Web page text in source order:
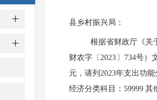
县乡村振兴局：
根据省财政厅《关
财农字〔 2023 〕 734号）
元，请列 2023年支出功能
经济分类科目： 59999 其